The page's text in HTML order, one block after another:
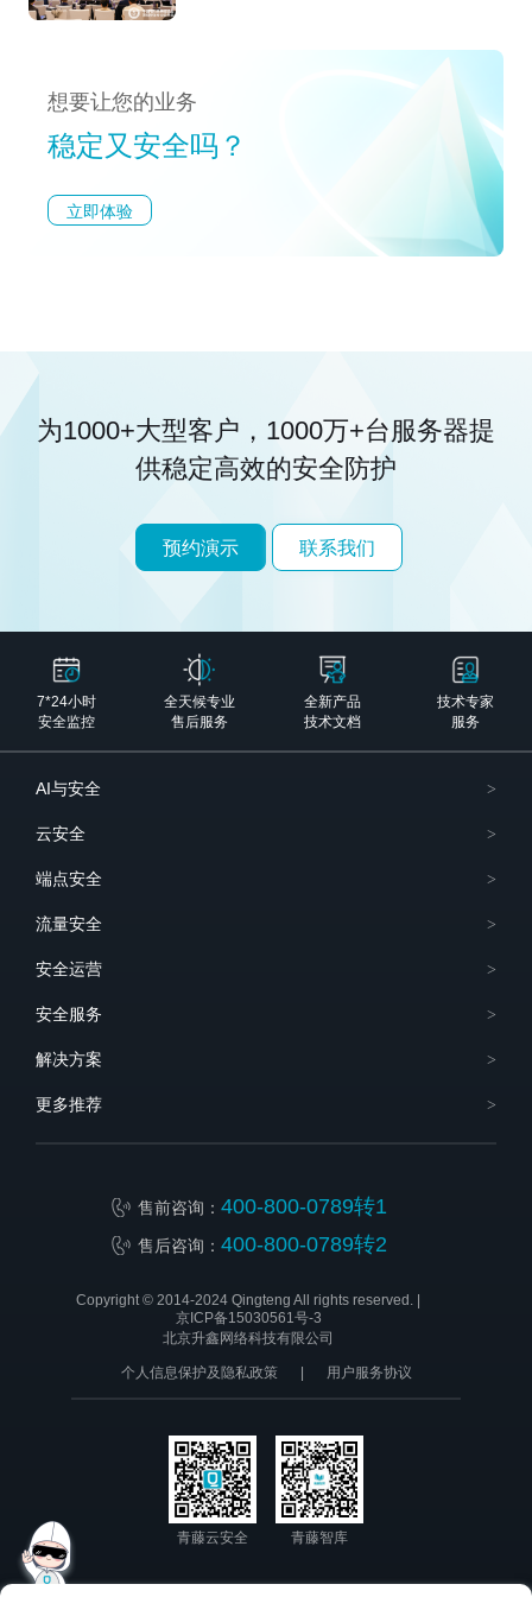
想要让您的业务
稳定又安全吗？
立即体验
为1000+大型客户，1000万+台服务器提
供稳定高效的安全防护
预约演示 联系我们
7*24小时
安全监控
全天候专业
售后服务
全新产品
技术文档
技术专家
服务
AI与安全
云安全
端点安全
流量安全
安全运营
安全服务
解决方案
更多推荐
售前咨询： 400-800-0789转1
售后咨询： 400-800-0789转2
Copyright © 2014-2024 Qingteng All rights reserved. |
京ICP备15030561号-3
北京升鑫网络科技有限公司
个人信息保护及隐私政策 用户服务协议
青藤云安全 青藤智库